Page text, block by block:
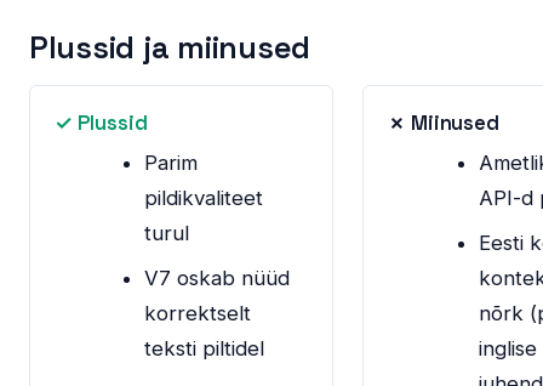
Plussid ja miinused
✓ Plussid
Parim
pildikvaliteet
turul
V7 oskab nüüd
korrektselt
teksti piltidel
✗ Miinused
API-d
Eesti
nõrk